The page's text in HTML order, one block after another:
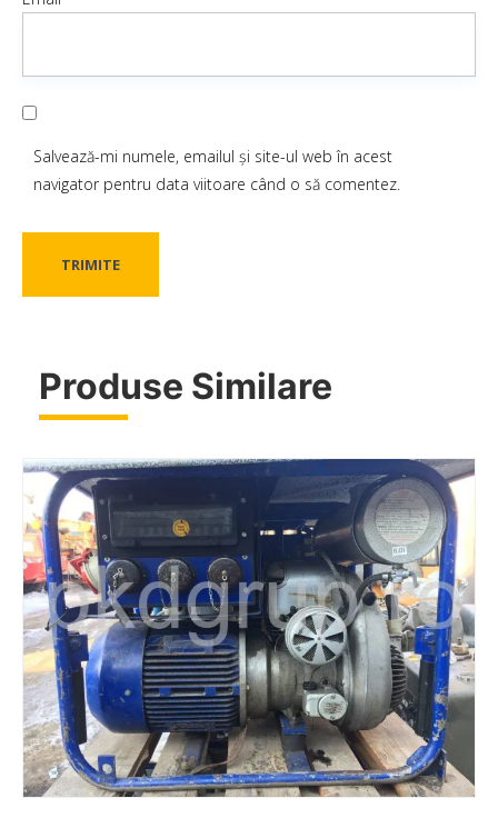
Salvează-mi numele, emailul și site-ul web în acest
navigator pentru data viitoare când o să comentez.
Produse Similare